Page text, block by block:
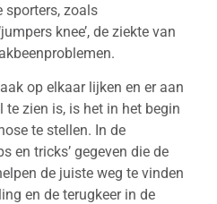
sporters, zoals
knee’, de ziekte van
op elkaar lijken en er aan
zien is, is het in het begin
te stellen. In de
en tricks’ gegeven die de
de juiste weg te vinden
en de terugkeer in de